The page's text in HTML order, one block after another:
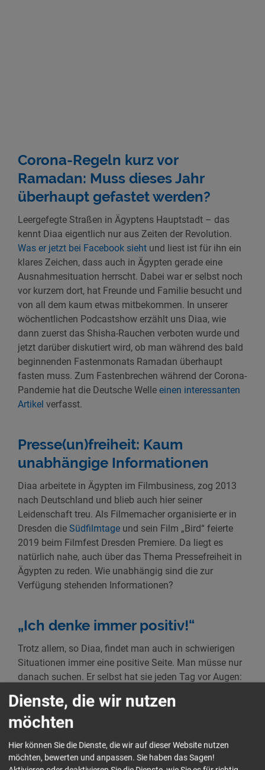
Corona-Regeln kurz vor
Ramadan: Muss dieses Jahr
überhaupt gefastet werden?
Leergefegte Straßen in Ägyptens Hauptstadt – das
kennt Diaa eigentlich nur aus Zeiten der Revolution.
Was er jetzt bei Facebook sieht und liest ist für ihn ein
klares Zeichen, dass auch in Ägypten gerade eine
Ausnahmesituation herrscht. Dabei war er selbst noch
vor kurzem dort, hat Freunde und Familie besucht und
von all dem kaum etwas mitbekommen. In unserer
wöchentlichen Podcastshow erzählt uns Diaa, wie
dann zuerst das Shisha-Rauchen verboten wurde und
jetzt darüber diskutiert wird, ob man während des bald
beginnenden Fastenmonats Ramadan überhaupt
fasten muss. Zum Fastenbrechen während der Corona-
Pandemie hat die Deutsche Welle einen interessanten
Artikel verfasst.
Presse(un)freiheit: Kaum
unabhängige Informationen
Diaa arbeitete in Ägypten im Filmbusiness, zog 2013
nach Deutschland und blieb auch hier seiner
Leidenschaft treu. Als Filmemacher organisierte er in
Dresden die Südfilmtage und sein Film „Bird“ feierte
2019 beim Filmfest Dresden Premiere. Da liegt es
natürlich nahe, auch über das Thema Pressefreiheit in
Ägypten zu reden. Wie unabhängig sind die zur
Verfügung stehenden Informationen?
„Ich denke immer positiv!“
Trotz allem, so Diaa, findet man auch in schwierigen
Situationen immer eine positive Seite. Man müsse nur
danach suchen. Er selbst hat sie jeden Tag vor Augen:
Seine Familie. Und so wird schnell deutlich, dass Diaa
ein überzeugter Optimist ist. Als Vater zweier Kinder
kommt er schlussendlich auf das Schulsystem in
Regelungen für das „Monster“Thanaweya Amma
bedeuten – Ihr fragt euch, was es damit auf sich hat?
Dienste, die wir nutzen
möchten
Hier können Sie die Dienste, die wir auf dieser Website nutzen
möchten, bewerten und anpassen. Sie haben das Sagen!